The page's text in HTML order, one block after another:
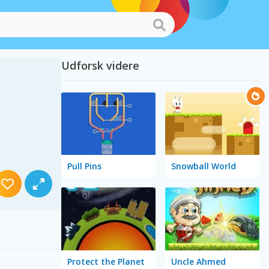
Udforsk videre
Pull Pins Snowball World
Protect the Planet Uncle Ahmed